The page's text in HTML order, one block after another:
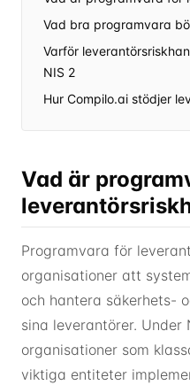
Vad bra programvara
Varför
NIS 2
Hur Compilo.ai stödjer
Vad är
Programvara för
organisationer att
och hantera säkerhets-
sina leverantörer. Under
organisationer som
viktiga entiteter